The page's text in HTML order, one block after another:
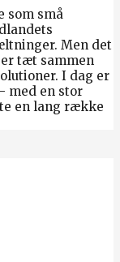
som små
Men det
tæt sammen
I dag er
med en stor
en lang række